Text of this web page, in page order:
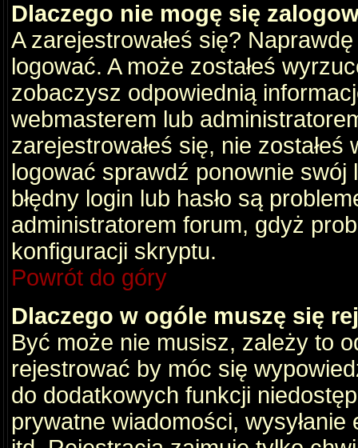
Dlaczego nie mogę się
A zarejestrowałeś się?
logować. A może zostałeś
zobaczysz odpowiednią
webmasterem lub
zarejestrowałeś się, nie
logować sprawdź ponownie swój
błędny login lub hasło są
administratorem forum, gdyż
konfiguracji skryptu.
Powrót do góry
Dlaczego w ogóle muszę się
Być może nie musisz, zależy to
rejestrować by móc się
do dodatkowych funkcji
prywatne wiadomości,